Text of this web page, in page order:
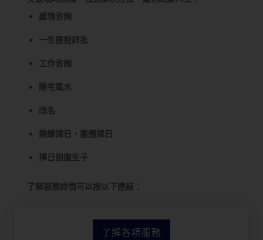
感情咨詢
一生運程詳批
工作咨詢
陽宅風水
改名
婚嫁擇日，搬遷擇日
擇日剖腹生子
了解服務詳情可以按以下連結：
了解各項服務